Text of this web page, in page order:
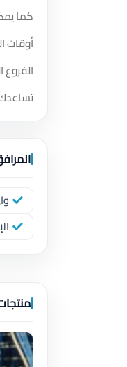
كما
أوقات
الفروع